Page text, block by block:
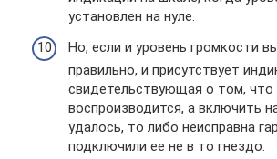
установлен на нуле.
Но, если и уровень громкости
правильно, и присутствует
свидетельствующая о том, что
воспроизводится, а включить
удалось, то либо неисправна
подключили ее не в то гнездо.